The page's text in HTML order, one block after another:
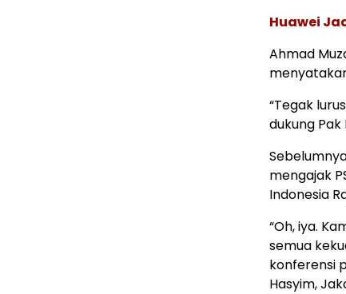
Huawei
Ahmad
“Tegak
dukung Pak
mengajak
Indonesia
“Oh, iya.
semua
konferensi
Hasyim,